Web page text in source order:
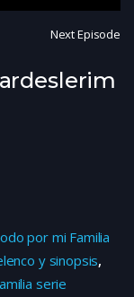
Next Episode
por mi Familia
y sinopsis,
serie